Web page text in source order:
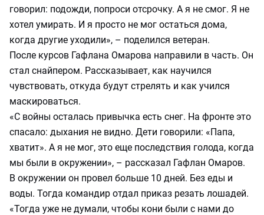
говорил: подожди, попроси отсрочку. А я не смог. Я не
хотел умирать. И я просто не мог остаться дома,
когда другие уходили», – поделился ветеран.
После курсов Гафлана Омарова направили в часть. Он
стал снайпером. Рассказывает, как научился
чувствовать, откуда будут стрелять и как учился
маскироваться.
«С войны осталась привычка есть снег. На фронте это
спасало: дыхания не видно. Дети говорили: «Папа,
хватит». А я не мог, это еще последствия голода, когда
мы были в окружении», – рассказал Гафлан Омаров.
В окружении он провел больше 10 дней. Без еды и
воды. Тогда командир отдал приказ резать лошадей.
«Тогда уже не думали, чтобы кони были с нами до